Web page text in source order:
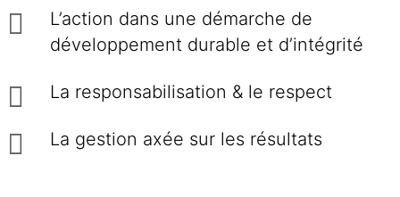
L’action dans une démarche de
développement durable et d’intégrité
La responsabilisation & le respect
La gestion axée sur les résultats